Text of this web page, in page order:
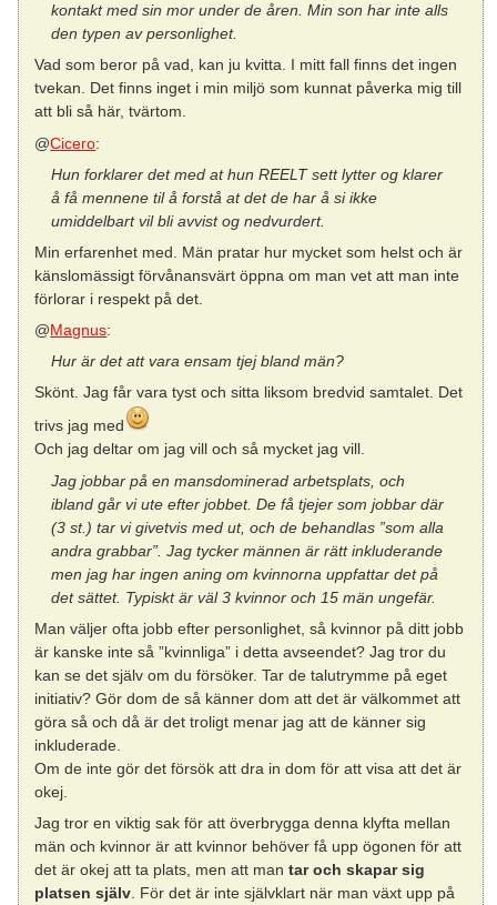
kontakt med sin mor under de åren. Min son har inte alls
den typen av personlighet.
Vad som beror på vad, kan ju kvitta. I mitt fall finns det ingen
tvekan. Det finns inget i min miljö som kunnat påverka mig till
att bli så här, tvärtom.
@Cicero:
Hun forklarer det med at hun REELT sett lytter og klarer
å få mennene til å forstå at det de har å si ikke
umiddelbart vil bli avvist og nedvurdert.
Min erfarenhet med. Män pratar hur mycket som helst och är
känslomässigt förvånansvärt öppna om man vet att man inte
förlorar i respekt på det.
@Magnus:
Hur är det att vara ensam tjej bland män?
Skönt. Jag får vara tyst och sitta liksom bredvid samtalet. Det
trivs jag med
Och jag deltar om jag vill och så mycket jag vill.
Jag jobbar på en mansdominerad arbetsplats, och
ibland går vi ute efter jobbet. De få tjejer som jobbar där
(3 st.) tar vi givetvis med ut, och de behandlas ”som alla
andra grabbar”. Jag tycker männen är rätt inkluderande
men jag har ingen aning om kvinnorna uppfattar det på
det sättet. Typiskt är väl 3 kvinnor och 15 män ungefär.
Man väljer ofta jobb efter personlighet, så kvinnor på ditt jobb
är kanske inte så ”kvinnliga” i detta avseendet? Jag tror du
kan se det själv om du försöker. Tar de talutrymme på eget
initiativ? Gör dom de så känner dom att det är välkommet att
göra så och då är det troligt menar jag att de känner sig
inkluderade.
Om de inte gör det försök att dra in dom för att visa att det är
okej.
Jag tror en viktig sak för att överbrygga denna klyfta mellan
män och kvinnor är att kvinnor behöver få upp ögonen för att
det är okej att ta plats, men att mantar och skapar sig
platsen själv . För det är inte självklart när man växt upp på